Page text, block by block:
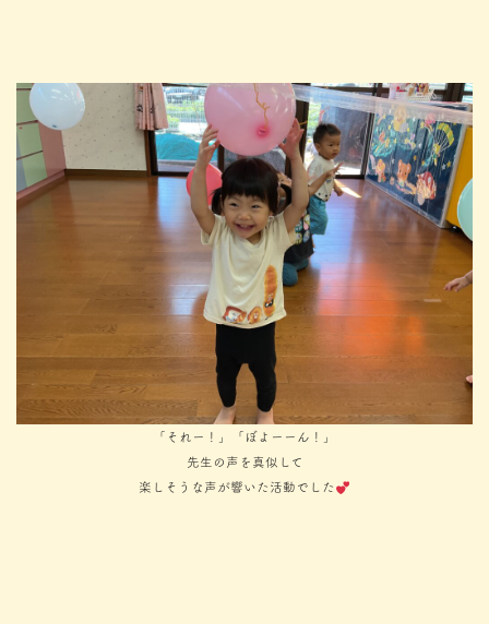
「それー！」「ぼよーーん！」
先生の声を真似して
楽しそうな声が響いた活動でした